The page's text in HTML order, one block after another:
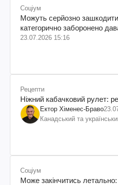
Соціум
Можуть серйозно зашкодити
категорично заборонено
23.07.2026 15:16
Рецепти
Ніжний кабачковий рулет:
Ектор Хіменес-Браво
Канадський та
Соціум
Може закінчитись